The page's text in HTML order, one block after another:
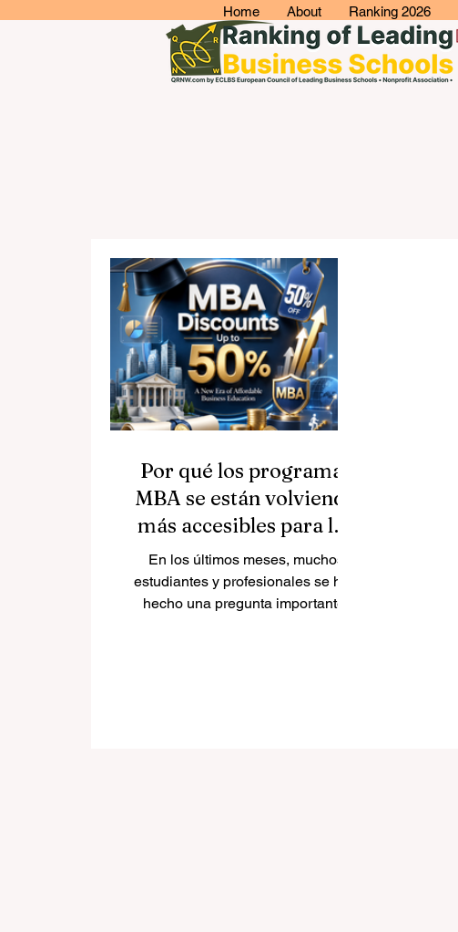
Home About Ranking 2026
Por qué los programas
MBA se están volviendo
más accesibles para los
estudiantes
En los últimos meses, muchos
estudiantes y profesionales se han
hecho una pregunta importante: